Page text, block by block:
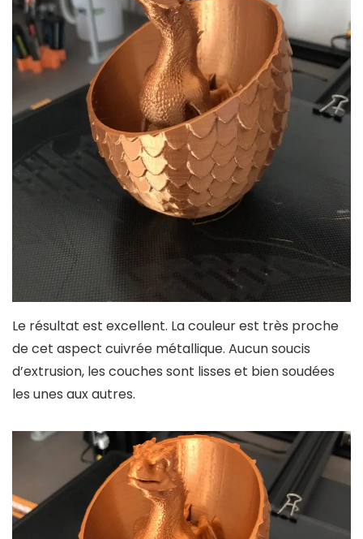
Le résultat est excellent. La couleur est très proche
de cet aspect cuivrée métallique. Aucun soucis
d’extrusion, les couches sont lisses et bien soudées
les unes aux autres.